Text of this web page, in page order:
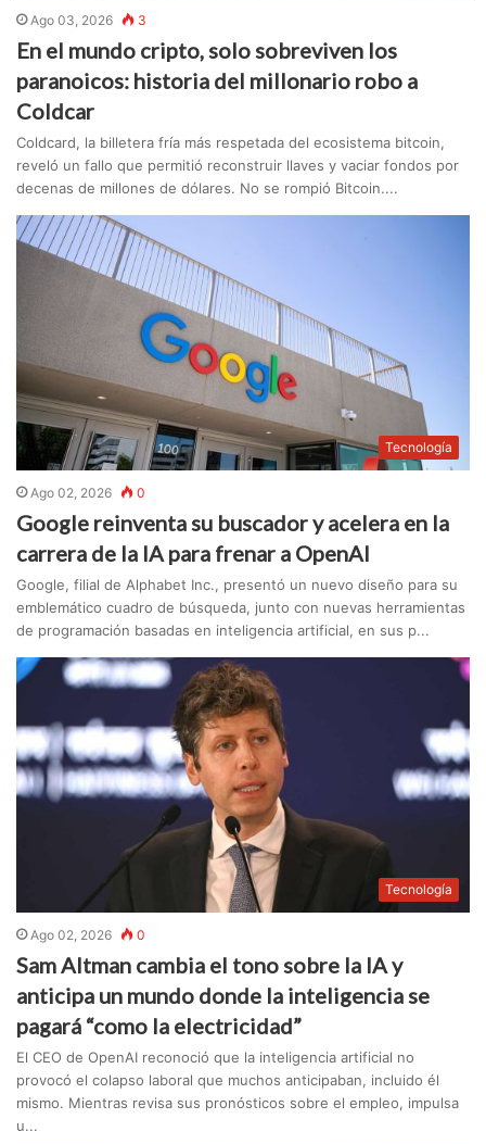
Ago 03, 2026 3
En el mundo cripto, solo sobreviven los
paranoicos: historia del millonario robo a
Coldcar
Coldcard, la billetera fría más respetada del ecosistema bitcoin,
reveló un fallo que permitió reconstruir llaves y vaciar fondos por
decenas de millones de dólares. No se rompió Bitcoin....
Tecnología
Ago 02, 2026 0
Google reinventa su buscador y acelera en la
carrera de la IA para frenar a OpenAI
Google, filial de Alphabet Inc., presentó un nuevo diseño para su
emblemático cuadro de búsqueda, junto con nuevas herramientas
de programación basadas en inteligencia artificial, en sus p...
Tecnología
Ago 02, 2026 0
Sam Altman cambia el tono sobre la IA y
anticipa un mundo donde la inteligencia se
pagará “como la electricidad”
El CEO de OpenAI reconoció que la inteligencia artificial no
provocó el colapso laboral que muchos anticipaban, incluido él
mismo. Mientras revisa sus pronósticos sobre el empleo, impulsa
u...